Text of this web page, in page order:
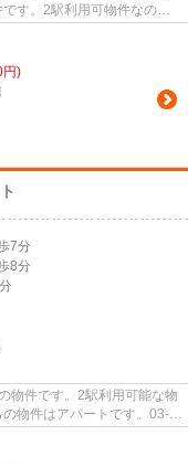
す。2駅利用可物件なの
円)
7分
8分
物件です。2駅利用可能な物
物件はアパートです。03-